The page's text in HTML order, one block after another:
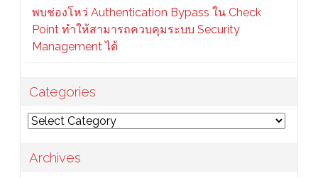
พบช่องโหว่ Authentication Bypass ใน Check
Point ทำให้สามารถควบคุมระบบ Security
Management ได้
Categories
Categories
Archives